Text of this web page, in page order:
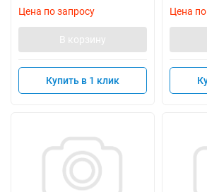
Цена по запросу
В корзину
Купить в 1 клик
Цена